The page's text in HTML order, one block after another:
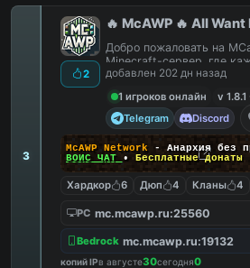
3
2
🔥 McAWP 🔥 All Want
Добро пожаловать на
Minecraft-сервер, где
душе!
добавлен 202 дн назад
1 игроков онлайн
v 1.8.1
Telegram
Discord
McAWP Network
- Анархия без
ВОЙС ЧАТ
• Бесплатные донаты
Хардкор 6 Дюп 4 Кланы 4
PC mc.mcawp.ru:25560
Bedrock mc.mcawp.ru:19132
копий IPв августе30сегодня0